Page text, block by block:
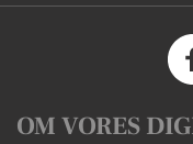
OM VORES